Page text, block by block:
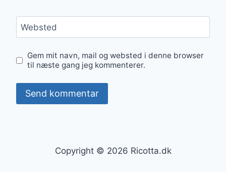
Websted
Gem mit navn, mail og websted i denne browser
til næste gang jeg kommenterer.
Copyright © 2026 Ricotta.dk